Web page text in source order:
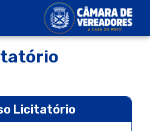
Licitatório